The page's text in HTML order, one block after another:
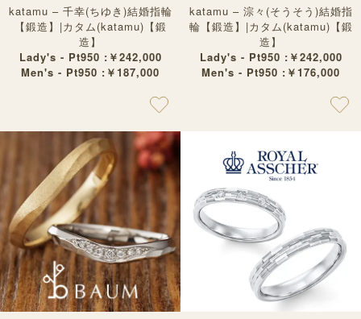
katamu – 千幸(ちゆき)結婚指輪
【鍛造】|カタム(katamu)【鍛
造】
Lady's - Pt950 :￥242,000
Men's - Pt950 :￥187,000
katamu – 淙々(そうそう)結婚指
輪【鍛造】|カタム(katamu)【鍛
造】
Lady's - Pt950 :￥242,000
Men's - Pt950 :￥176,000